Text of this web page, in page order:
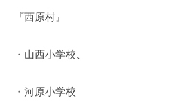
『西原村』
・山西小学校、
・河原小学校